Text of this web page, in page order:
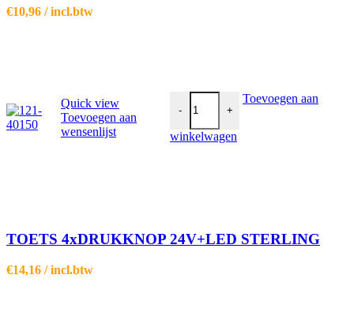
€10,96 / incl.btw
Quick view
Toevoegen aan
wensenlijst
-
TOETS 4xDRUKKNOP
+
Toevoegen aan
winkelwagen
TOETS 4xDRUKKNOP 24V+LED STERLING
€14,16 / incl.btw